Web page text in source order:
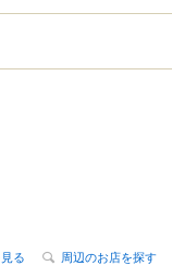
る 周辺のお店を探す